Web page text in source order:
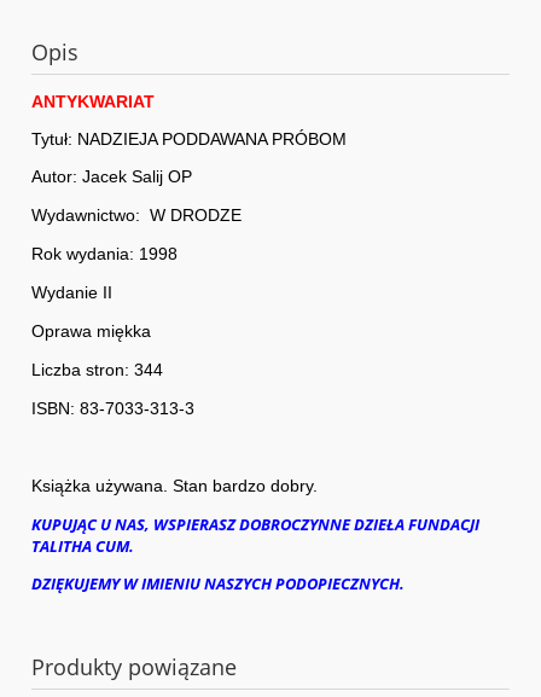
Opis
ANTYKWARIAT
Tytuł: NADZIEJA PODDAWANA PRÓBOM
Autor: Jacek Salij OP
Wydawnictwo: W DRODZE
Rok wydania: 1998
Wydanie II
Oprawa miękka
Liczba stron: 344
ISBN: 83-7033-313-3
Książka używana. Stan bardzo dobry.
KUPUJĄC U NAS, WSPIERASZ DOBROCZYNNE DZIEŁA FUNDACJI
TALITHA CUM.
DZIĘKUJEMY W IMIENIU NASZYCH PODOPIECZNYCH.
Produkty powiązane